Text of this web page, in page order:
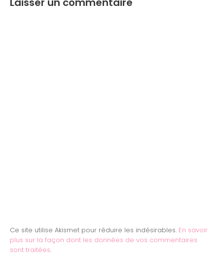
Ce site utilise Akismet pour réduire les indésirables. En savoir
plus sur la façon dont les données de vos commentaires
sont traitées.